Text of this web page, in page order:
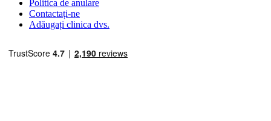
Politica de anulare
Contactați-ne
Adăugați clinica dvs.